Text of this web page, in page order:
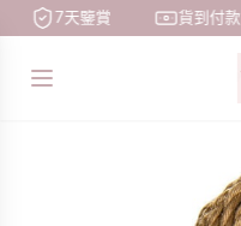
7天鑒賞 貨到付款